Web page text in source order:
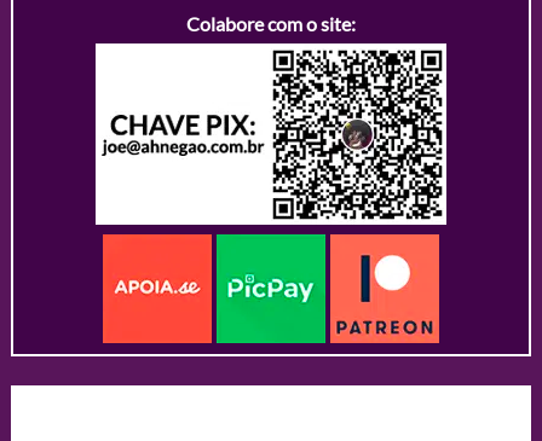
Colabore com o site: